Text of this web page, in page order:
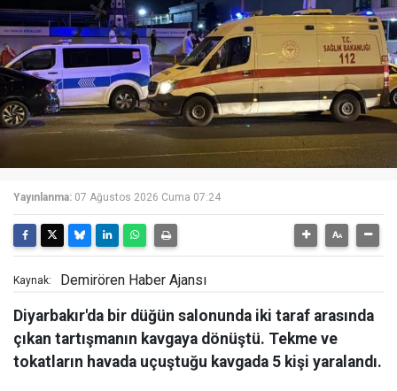
Yayınlanma: 07 Ağustos 2026 Cuma 07:24
Kaynak: Demirören Haber Ajansı
Diyarbakır'da bir düğün salonunda iki taraf arasında
çıkan tartışmanın kavgaya dönüştü. Tekme ve
tokatların havada uçuştuğu kavgada 5 kişi yaralandı.